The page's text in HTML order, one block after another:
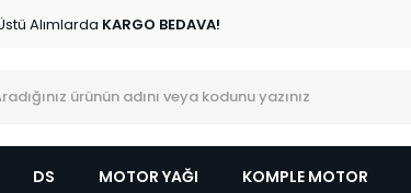
Alımlarda KARGO BEDAVA!
DS MOTOR YAĞI KOMPLE MOTOR